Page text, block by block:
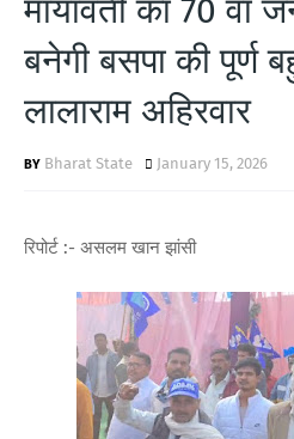
मायावती का 70 वां
बनेगी बसपा की पूर्ण
लालाराम अहिरवार
Bharat State January 15, 2026
रिपोर्ट :- असलम खान झांसी